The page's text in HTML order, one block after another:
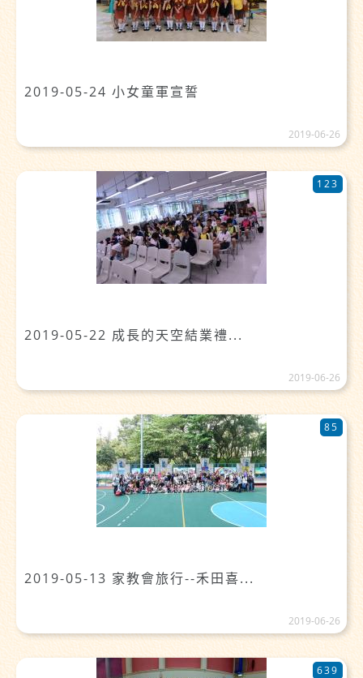
2019-05-24 小女童軍宣誓
2019-06-26
2019-05-22 成長的天空結業禮...
123
2019-06-26
2019-05-13 家教會旅行--禾田喜...
85
2019-06-26
639